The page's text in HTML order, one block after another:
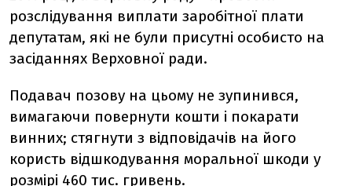
розслідування виплати заробітної плати
депутатам, які не були присутні особисто на
засіданнях Верховної ради.
Подавач позову на цьому не зупинився,
вимагаючи повернути кошти і покарати
винних; стягнути з відповідачів на його
користь відшкодування моральної шкоди у
розмірі 460 тис. гривень.